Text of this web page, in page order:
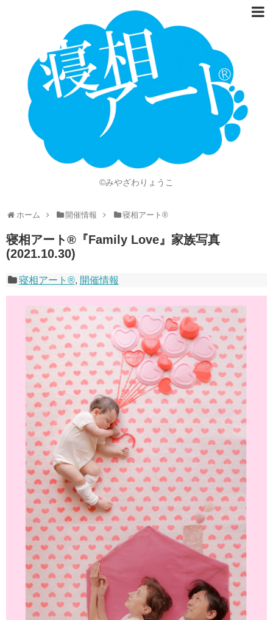
©みやざわりょうこ
ホーム 開催情報 寝相アート®
寝相アート®『Family Love』家族写真
(2021.10.30)
寝相アート®, 開催情報
Language
開催情報
動画
ニュース
知的財産権